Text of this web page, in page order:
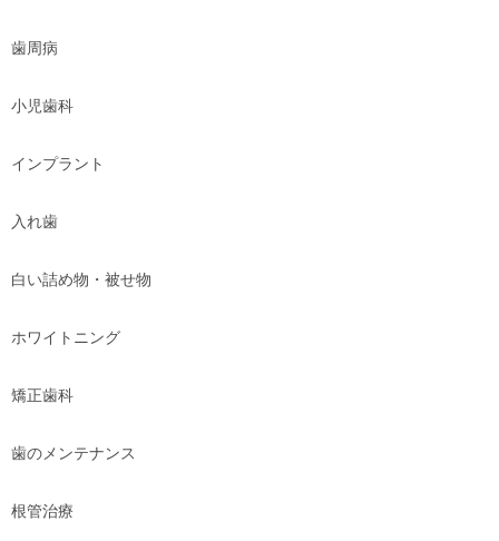
歯周病
小児歯科
インプラント
入れ歯
白い詰め物・被せ物
ホワイトニング
矯正歯科
歯のメンテナンス
根管治療